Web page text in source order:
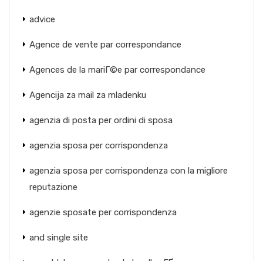
advice
Agence de vente par correspondance
Agences de la mariГ©e par correspondance
Agencija za mail za mladenku
agenzia di posta per ordini di sposa
agenzia sposa per corrispondenza
agenzia sposa per corrispondenza con la migliore
reputazione
agenzie sposate per corrispondenza
and single site